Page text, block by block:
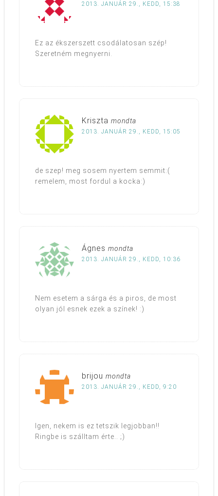
2013. JANUÁR 29., KEDD, 15:38
Ez az ékszerszett csodálatosan szép!
Szeretném megnyerni.
Kriszta mondta
2013. JANUÁR 29., KEDD, 15:05
de szep! meg sosem nyertem semmit:(
remelem, most fordul a kocka:)
Ágnes mondta
2013. JANUÁR 29., KEDD, 10:36
Nem esetem a sárga és a piros, de most
olyan jól esnek ezek a színek! :)
brijou mondta
2013. JANUÁR 29., KEDD, 9:20
Igen, nekem is ez tetszik legjobban!!
Ringbe is szálltam érte.. ;)